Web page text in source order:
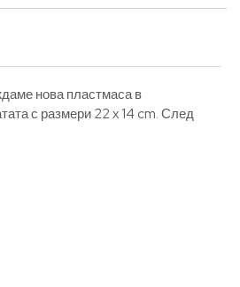
нова пластмаса в
с размери 22 x 14 cm. След